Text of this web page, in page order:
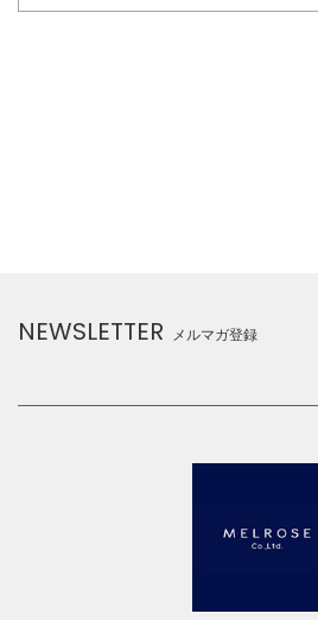
NEWSLETTER メルマガ登録